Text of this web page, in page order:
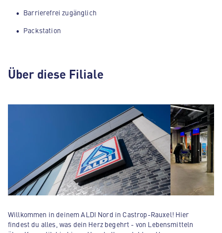
Barrierefrei zugänglich
Packstation
Über diese Filiale
Willkommen in deinem ALDI Nord in Castrop-Rauxel! Hier
findest du alles, was dein Herz begehrt - von Lebensmitteln